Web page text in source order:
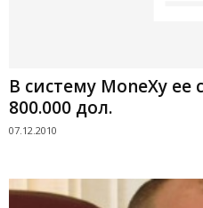
В систему MoneXy
800.000 дол.
07.12.2010